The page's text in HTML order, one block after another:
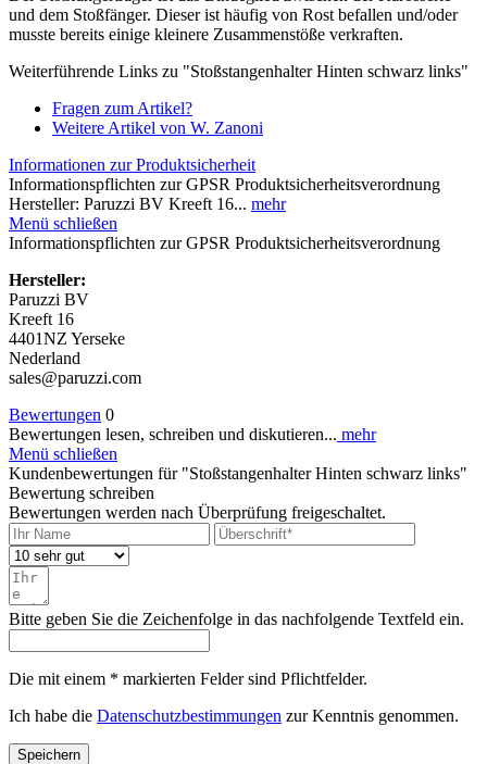
und dem Stoßfänger. Dieser ist häufig von Rost befallen und/oder
musste bereits einige kleinere Zusammenstöße verkraften.
Weiterführende Links zu "Stoßstangenhalter Hinten schwarz links"
Fragen zum Artikel?
Weitere Artikel von W. Zanoni
Informationen zur Produktsicherheit
Informationspflichten zur GPSR Produktsicherheitsverordnung
Hersteller: Paruzzi BV Kreeft 16... mehr
Menü schließen
Informationspflichten zur GPSR Produktsicherheitsverordnung
Hersteller:
Paruzzi BV
Kreeft 16
4401NZ Yerseke
Nederland
sales@paruzzi.com
Bewertungen 0
Bewertungen lesen, schreiben und diskutieren... mehr
Menü schließen
Kundenbewertungen für "Stoßstangenhalter Hinten schwarz links"
Bewertung schreiben
Bewertungen werden nach Überprüfung freigeschaltet.
Bitte geben Sie die Zeichenfolge in das nachfolgende Textfeld ein.
Die mit einem * markierten Felder sind Pflichtfelder.
Ich habe die Datenschutzbestimmungen zur Kenntnis genommen.
Speichern